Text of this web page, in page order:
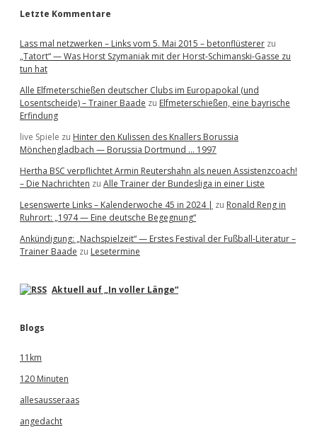
Letzte Kommentare
Lass mal netzwerken – Links vom 5. Mai 2015 – betonflüsterer zu
„Tatort“ — Was Horst Szymaniak mit der Horst-Schimanski-Gasse zu
tun hat
Alle Elfmeterschießen deutscher Clubs im Europapokal (und
Losentscheide) – Trainer Baade zu Elfmeterschießen, eine bayrische
Erfindung
live Spiele zu Hinter den Kulissen des Knallers Borussia
Mönchengladbach — Borussia Dortmund … 1997
Hertha BSC verpflichtet Armin Reutershahn als neuen Assistenzcoach!
– Die Nachrichten zu Alle Trainer der Bundesliga in einer Liste
Lesenswerte Links – Kalenderwoche 45 in 2024 | zu Ronald Reng in
Ruhrort: „1974 — Eine deutsche Begegnung“
Ankündigung: „Nachspielzeit“ — Erstes Festival der Fußball-Literatur –
Trainer Baade zu Lesetermine
Aktuell auf „In voller Länge“
Blogs
11km
120 Minuten
allesausseraas
angedacht